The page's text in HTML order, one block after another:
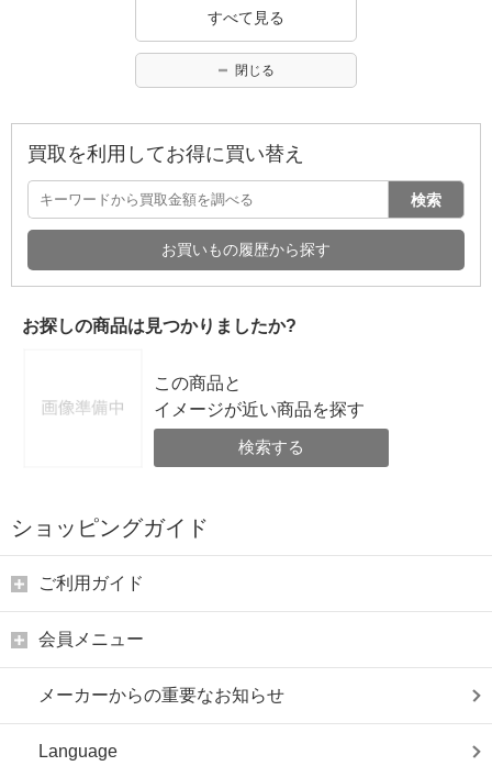
すべて見る
閉じる
買取を利用してお得に買い替え
検索
お買いもの履歴から探す
お探しの商品は見つかりましたか?
この商品と
イメージが近い商品を探す
検索する
ショッピングガイド
ご利用ガイド
会員メニュー
メーカーからの重要なお知らせ
Language